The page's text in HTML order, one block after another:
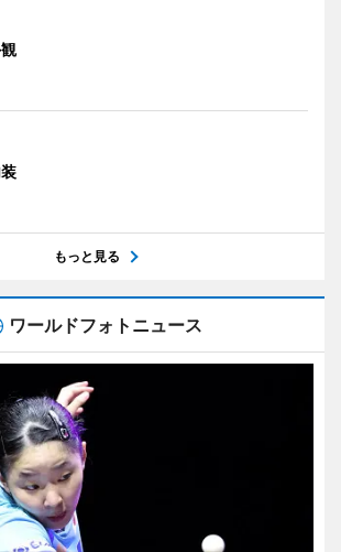
もっと見る
ワールドフォトニュース